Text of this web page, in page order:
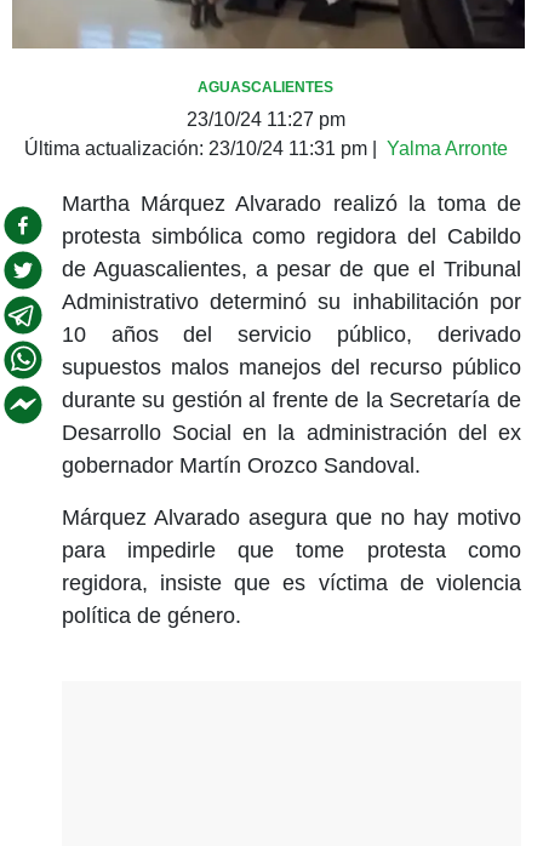
AGUASCALIENTES
23/10/24 11:27 pm
Última actualización: 23/10/24 11:31 pm| Yalma Arronte
Martha Márquez Alvarado realizó la toma de
protesta simbólica como regidora del Cabildo
de Aguascalientes, a pesar de que el Tribunal
Administrativo determinó su inhabilitación por
10 años del servicio público, derivado
supuestos malos manejos del recurso público
durante su gestión al frente de la Secretaría de
Desarrollo Social en la administración del ex
gobernador Martín Orozco Sandoval.
Márquez Alvarado asegura que no hay motivo
para impedirle que tome protesta como
regidora, insiste que es víctima de violencia
política de género.